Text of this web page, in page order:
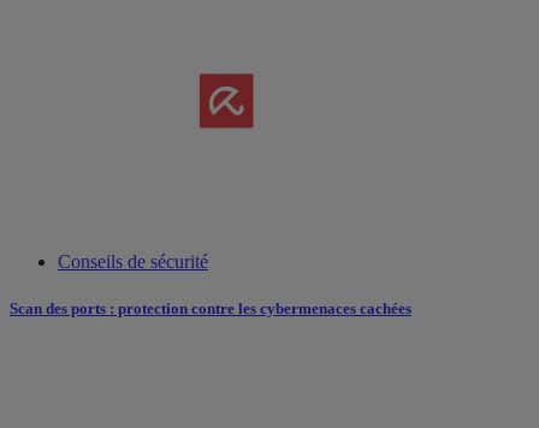
Conseils de sécurité
Scan des ports : protection contre les cybermenaces cachées